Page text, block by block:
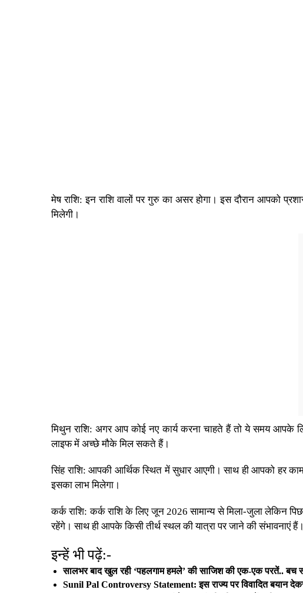
मेष राशि: इन राशि वालों पर गुरु का असर होगा। इस दौरान आपको
मिलेगी।
मिथुन राशि: अगर आप कोई नए कार्य करना चाहते हैं तो ये समय आपके
लाइफ में अच्छे मौके मिल सकते हैं।
सिंह राशि: आपकी आर्थिक स्थित में सुधार आएगी। सा​थ ही आपको
इसका लाभ मिलेगा।
कर्क राशि: कर्क राशि के लिए जून 2026 सामान्य से मिला-जुला लेकिन
रहेंगे। साथ ही आपके किसी तीर्थ स्थल की यात्रा पर जाने की
इन्हें भी पढ़ें:-
सालभर बाद खुल रही ‘पहलगाम हमले’ की साजिश की एक-एक परतें.. बच
Sunil Pal Controversy Statement: इस राज्य पर विवादित बयान